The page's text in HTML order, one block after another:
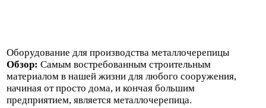
Оборудование для производства металлочерепицы
Обзор: Самым востребованным строительным
материалом в нашей жизни для любого сооружения,
начиная от просто дома, и кончая большим
предприятием, является металлочерепица.